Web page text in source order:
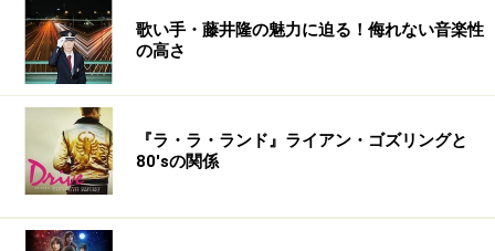
歌い手・藤井隆の魅力に迫る！侮れない音楽性
の高さ
『ラ・ラ・ランド』ライアン・ゴズリングと
80'sの関係